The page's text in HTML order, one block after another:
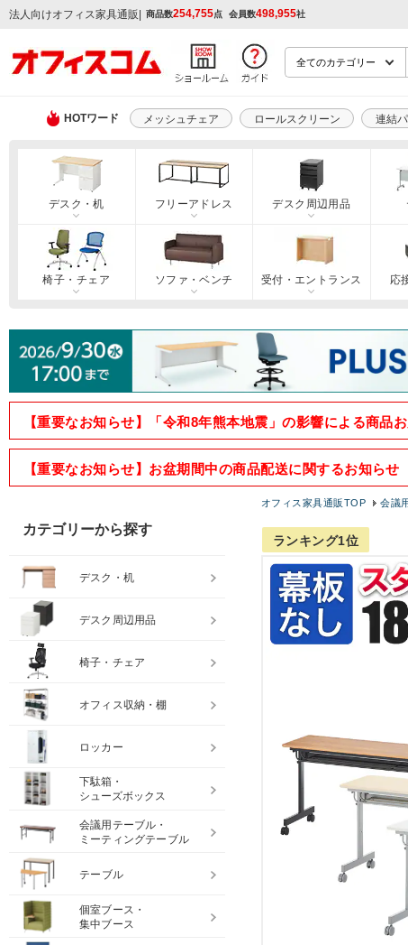
法人向けオフィス家具通販 | 商品数254,755点 会員数498,955社
HOTワード メッシュチェア ロールスクリーン 連結
デスク・机 フリーアドレス デスク周辺用品
椅子・チェア ソファ・ベンチ 受付・エントランス 応
【重要なお知らせ】「令和8年熊本地震」の影響による商品
【重要なお知らせ】お盆期間中の商品配送に関するお知らせ
オフィス家具通販TOP 会議
ランキング1位
カテゴリーから探す
デスク・机
デスク周辺用品
椅子・チェア
オフィス収納・棚
ロッカー
下駄箱・
シューズボックス
会議用テーブル・
ミーティングテーブル
テーブル
個室ブース・
集中ブース